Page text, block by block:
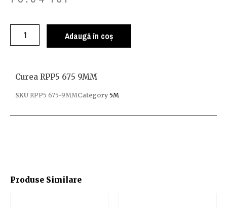
Adaugă în coș
Produse Similare
Curea RPP5 675 9MM
SKU RPP5 675-9MMCategory 5M